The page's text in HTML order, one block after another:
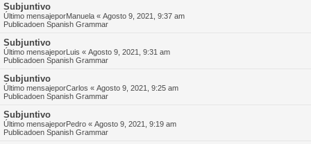
Subjuntivo
Último mensajeporManuela « Agosto 9, 2021, 9:37 am
Publicadoen Spanish Grammar
Subjuntivo
Último mensajeporLuis « Agosto 9, 2021, 9:31 am
Publicadoen Spanish Grammar
Subjuntivo
Último mensajeporCarlos « Agosto 9, 2021, 9:25 am
Publicadoen Spanish Grammar
Subjuntivo
Último mensajeporPedro « Agosto 9, 2021, 9:19 am
Publicadoen Spanish Grammar